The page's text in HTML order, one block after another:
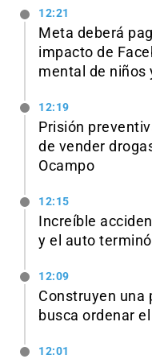
12:21
Meta deberá
impacto de
mental de niños
12:19
Prisión
de vender
Ocampo
12:15
Increíble
y el auto
12:09
Construyen una
busca ordenar
12:01